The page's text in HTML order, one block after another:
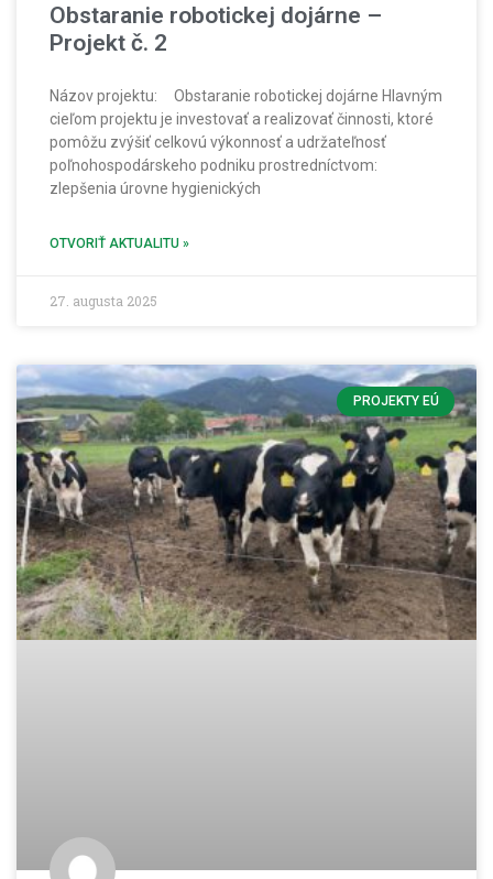
Obstaranie robotickej dojárne –
Projekt č. 2
Názov projektu: Obstaranie robotickej dojárne Hlavným
cieľom projektu je investovať a realizovať činnosti, ktoré
pomôžu zvýšiť celkovú výkonnosť a udržateľnosť
poľnohospodárskeho podniku prostredníctvom:
zlepšenia úrovne hygienických
OTVORIŤ AKTUALITU »
27. augusta 2025
PROJEKTY EÚ